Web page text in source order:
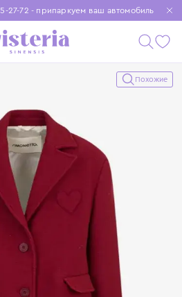
27-72 - припаркуем ваш автомобиль
при заказе от 15 000 ₽
чтобы покупки были еще удобнее
Похожие